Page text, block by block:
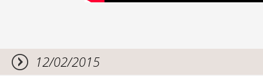
12/02/2015